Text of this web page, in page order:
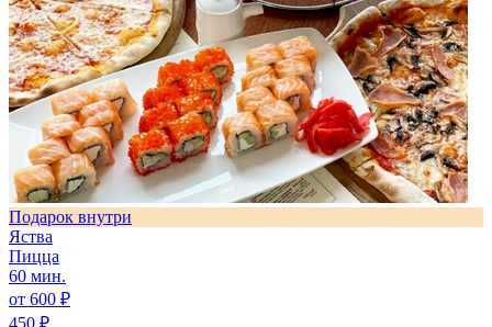
Подарок внутри
Яства
Пицца
60 мин.
от 600 ₽
450 ₽